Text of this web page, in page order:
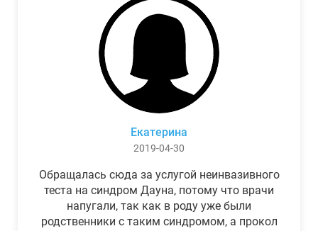
Екатерина
2019-04-30
Обращалась сюда за услугой неинвазивного
теста на синдром Дауна, потому что врачи
напугали, так как в роду уже были
родственники с таким синдромом, а прокол